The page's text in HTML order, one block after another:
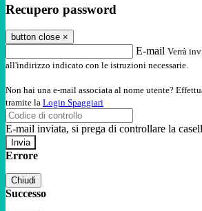
Recupero password
button close ×
E-mail Verrà
all'indirizzo indicato con le istruzioni necessarie.
Non hai una e-mail associata al nome utente?
tramite la Login Spaggiari
E-mail inviata, si prega di controllare la
Errore
Chiudi
Successo